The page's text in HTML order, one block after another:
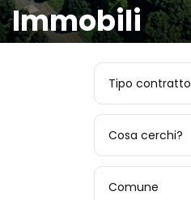
Immobili
Tipo contratto
Cosa cerchi?
Comune